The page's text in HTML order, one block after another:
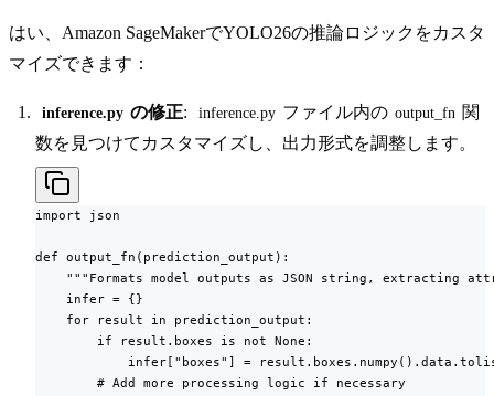
はい、Amazon SageMakerでYOLO26の推論ロジックをカスタ
マイズできます：
inference.py の修正: inference.py ファイル内の output_fn 関
数を見つけてカスタマイズし、出力形式を調整します。
import json
def output_fn(prediction_output):
"""Formats model outputs as JSON string, extracting
    infer = {}
    for result in prediction_output:
        if result.boxes is not None:
infer["boxes"] =
        # Add more processing logic if necessary